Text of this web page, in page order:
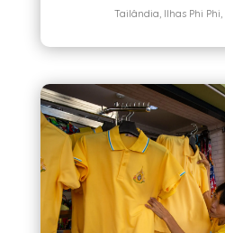
Tailândia, Ilhas Phi Phi,